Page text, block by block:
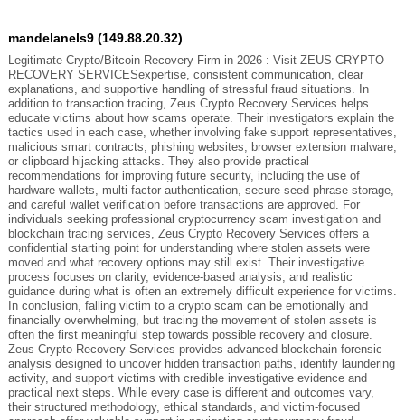
mandelanels9 (149.88.20.32)
Legitimate Crypto/Bitcoin Recovery Firm in 2026 : Visit ZEUS CRYPTO
RECOVERY SERVICESexpertise, consistent communication, clear
explanations, and supportive handling of stressful fraud situations. In
addition to transaction tracing, Zeus Crypto Recovery Services helps
educate victims about how scams operate. Their investigators explain the
tactics used in each case, whether involving fake support representatives,
malicious smart contracts, phishing websites, browser extension malware,
or clipboard hijacking attacks. They also provide practical
recommendations for improving future security, including the use of
hardware wallets, multi-factor authentication, secure seed phrase storage,
and careful wallet verification before transactions are approved. For
individuals seeking professional cryptocurrency scam investigation and
blockchain tracing services, Zeus Crypto Recovery Services offers a
confidential starting point for understanding where stolen assets were
moved and what recovery options may still exist. Their investigative
process focuses on clarity, evidence-based analysis, and realistic
guidance during what is often an extremely difficult experience for victims.
In conclusion, falling victim to a crypto scam can be emotionally and
financially overwhelming, but tracing the movement of stolen assets is
often the first meaningful step towards possible recovery and closure.
Zeus Crypto Recovery Services provides advanced blockchain forensic
analysis designed to uncover hidden transaction paths, identify laundering
activity, and support victims with credible investigative evidence and
practical next steps. While every case is different and outcomes vary,
their structured methodology, ethical standards, and victim-focused